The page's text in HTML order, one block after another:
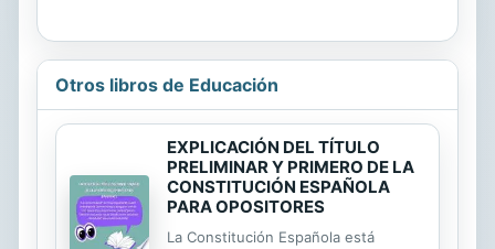
Otros libros de Educación
EXPLICACIÓN DEL TÍTULO
PRELIMINAR Y PRIMERO DE LA
CONSTITUCIÓN ESPAÑOLA
PARA OPOSITORES
La Constitución Española está